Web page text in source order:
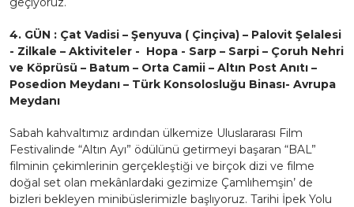
4. GÜN : Çat Vadisi – Şenyuva ( Çinçiva) – Palovit Şelalesi
- Zilkale – Aktiviteler - Hopa - Sarp – Sarpi – Çoruh Nehri
ve Köprüsü – Batum – Orta Camii – Altın Post Anıtı –
Posedion Meydanı – Türk Konsolosluğu Binası- Avrupa
Meydanı
Sabah kahvaltımız ardından ülkemize Uluslararası Film
Festivalinde “Altın Ayı” ödülünü getirmeyi başaran “BAL”
filminin çekimlerinin gerçekleştiği ve birçok dizi ve filme
doğal set olan mekânlardaki gezimize Çamlıhemşin’ de
bizleri bekleyen minibüslerimizle başlıyoruz. Tarihi İpek Yolu